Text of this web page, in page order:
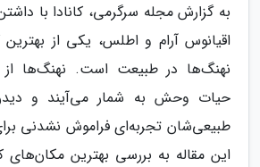
به گزارش مجله سرگرمی، کانادا با
اقیانوس آرام و اطلس، یکی از
نهنگ‌ها در طبیعت است. نهنگ‌ها
حیات وحش به شمار می‌آیند و
طبیعی‌شان تجربه‌ای فراموش نشدنی
این مقاله به بررسی بهترین مکان‌های